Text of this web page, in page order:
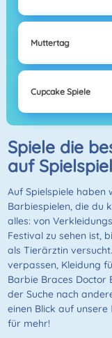
Muttertag
Cupcake Spiele
Spiele die
auf
Auf Spielspiele haben
Barbiespielen, die du
alles: von
Festival zu sehen ist,
als Tierärztin
verpassen, Kleidung
Barbie Braces Doctor
der Suche nach
einen Blick auf unsere
für mehr!